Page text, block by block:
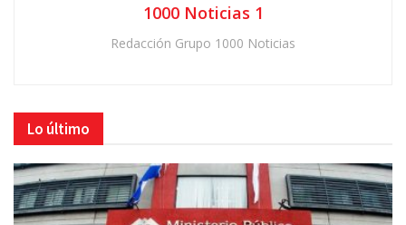
1000 Noticias 1
Redacción Grupo 1000 Noticias
Lo último